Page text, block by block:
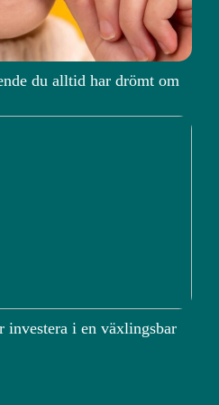
du alltid har drömt om
investera i en växlingsbar